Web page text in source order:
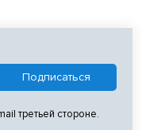
третьей стороне.